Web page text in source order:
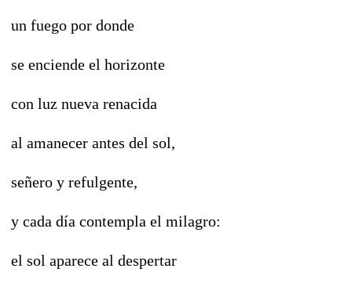
un fuego por donde
se enciende el horizonte
con luz nueva renacida
al amanecer antes del sol,
señero y refulgente,
y cada día contempla el milagro:
el sol aparece al despertar